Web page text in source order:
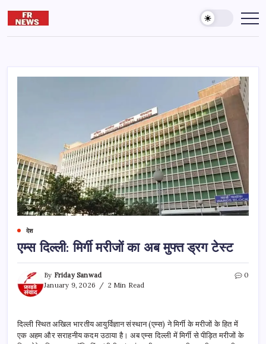
content
Friday
reporter
दुनिया
आख़िरत
पढ़ते
देश
एम्स दिल्ली: मिर्गी मरीजों का अब मुफ्त ड्रग टेस्ट
By Friday Sanwad
January 9, 2026
2 Min Read
0
दिल्ली स्थित अखिल भारतीय आयुर्विज्ञान संस्थान (एम्स) ने मिर्गी के मरीजों के हित में
एक अहम और सराहनीय कदम उठाया है। अब एम्स दिल्ली में मिर्गी से पीड़ित मरीजों के